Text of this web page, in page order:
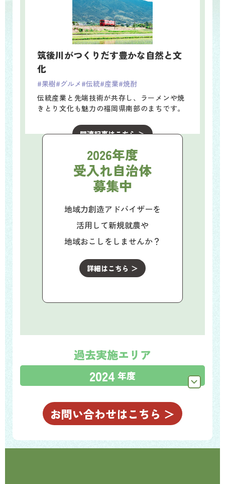
筑後川がつくりだす豊かな自然と文
化
#果樹#グルメ #伝統#産業#焼酎
伝統産業と先端技術が共存し、ラーメンや焼
きとり文化も魅力の福岡県南部のまちです。
関連記事はこちら ＞
2026年度
受入れ自治体
募集中
地域力創造アドバイザーを
活用して新規就農や
地域おこしをしませんか？
詳細はこちら ＞
過去実施エリア
2024 年度
お問い合わせはこちら ＞